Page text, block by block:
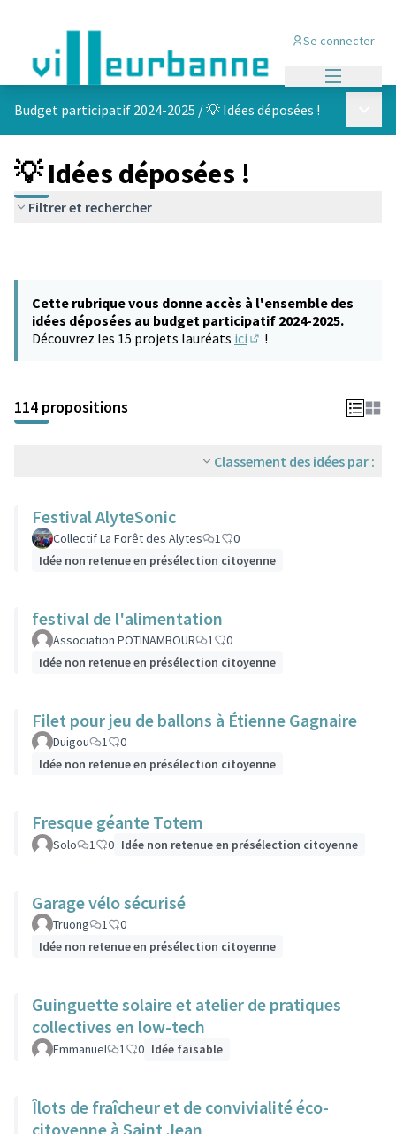
Se connecter
Budget participatif 2024-2025 /💡 Idées déposées !
💡 Idées déposées !
Filtrer et rechercher
Cette rubrique vous donne accès à l'ensemble des
idées déposées au budget participatif 2024-2025.
Découvrez les 15 projets lauréats ici !
114 propositions
Classement des idées par :
Festival AlyteSonic
Collectif La Forêt des Alytes 1
0
Idée non retenue en présélection citoyenne
festival de l'alimentation
Association POTINAMBOUR 1
0
Idée non retenue en présélection citoyenne
Filet pour jeu de ballons à Étienne Gagnaire
Duigou 1
0
Idée non retenue en présélection citoyenne
Fresque géante Totem
Solo 1 0 Idée non retenue en présélection citoyenne
Garage vélo sécurisé
Truong 1
0
Idée non retenue en présélection citoyenne
Guinguette solaire et atelier de pratiques
collectives en low-tech
Emmanuel 1 0 Idée faisable
Îlots de fraîcheur et de convivialité éco-
citoyenne à Saint Jean